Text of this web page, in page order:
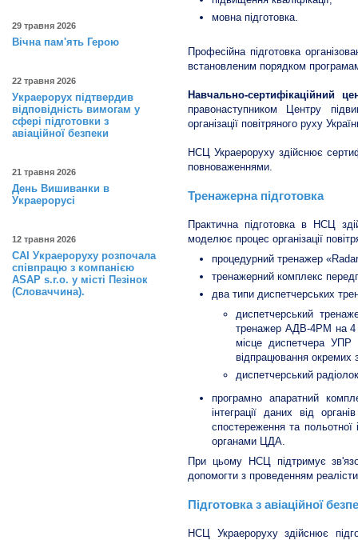
29 травня 2026
Вічна пам'ять Герою
22 травня 2026
Украерорух підтвердив
відповідність вимогам у
сфері підготовки з
авіаційної безпеки
21 травня 2026
День Вишиванки в
Украерорусі
12 травня 2026
САІ Украероруху розпочала
співпрацю з компанією
ASAP s.r.o. у місті Пезінок
(Словаччина).
мовна підготовка.
Професійна підготовка
встановленим порядком
Навчально-сертифікаційний
правонаступником Центру
організації повітряного руху
НСЦ Украероруху здійснює
повноваженнями.
Тренажерна підготовка
Практична підготовка в НСЦ
моделює процес організації
процедурний тренажер
тренажерний комплекс
два типи диспетчерських
диспетчерський
тренажер АДВ-4РМ на 4
місце диспетчера
відпрацювання окремих
диспетчерський
програмно апаратний
інтеграції даних від
спостереження та
органами ЦДА.
При цьому НСЦ підтримує
допомогти з проведенням
Підготовка з авіаційної
НСЦ Украероруху здійснює